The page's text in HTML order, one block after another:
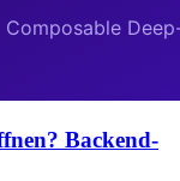
Backend-